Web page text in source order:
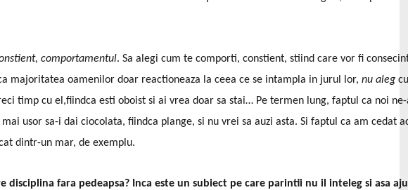
comportamentul. Sa alegi cum te comporti, constient, stiind care vor fi
majoritatea oamenilor doar reactioneaza la ceea ce se intampla in jurul lor, nu aleg
timp cu el,fiindca esti oboist si ai vrea doar sa stai… Pe termen lung, faptul ca noi
usor sa-i dai ciocolata, fiindca plange, si nu vrei sa auzi asta. Si faptul ca am cedat
dintr-un mar, de exemplu.
disciplina fara pedeapsa? Inca este un subiect pe care parintii nu il inteleg si asa